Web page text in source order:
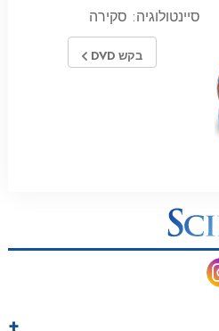
סיינטולוגיה: סקירה
בקש DVD